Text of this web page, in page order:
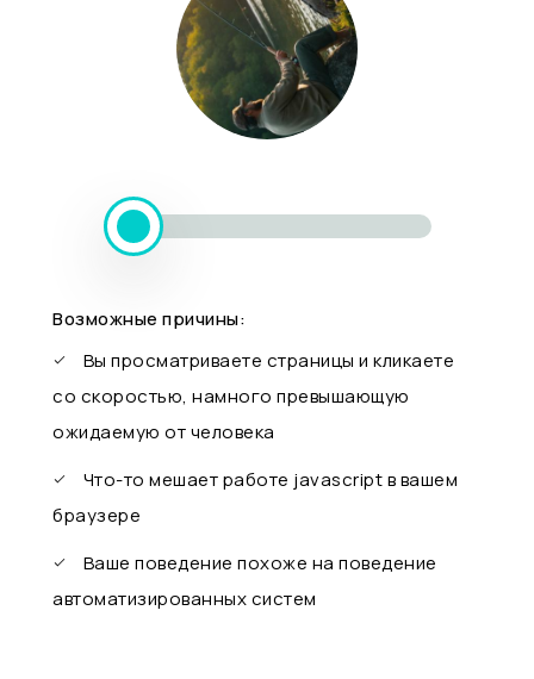
Возможные причины:
Вы просматриваете страницы и кликаете
со скоростью, намного превышающую
ожидаемую от человека
Что-то мешает работе javascript в вашем
браузере
Ваше поведение похоже на поведение
автоматизированных систем